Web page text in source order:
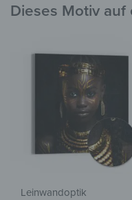
PID
Dieses Motiv
Leinwandoptik